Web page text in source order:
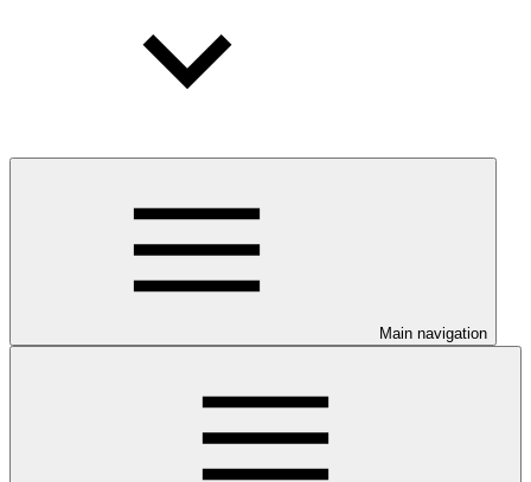
Main navigation